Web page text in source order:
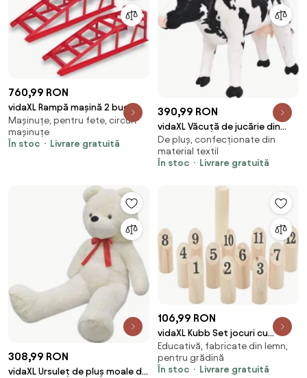
760,99 RON
vidaXL Rampă mașină 2 buc
Mașinuțe, pentru fete, circuit
mașinuțe
În stoc
Livrare gratuită
390,99 RON
vidaXL Văcuță de jucărie din
pluș în picioare, alb și negru,
XXL
De pluș, confecționate din
material textil
În stoc
Livrare gratuită
308,99 RON
vidaXL Ursuleț de pluș moale de
106,99 RON
vidaXL Kubb Set jocuri cu
numere 13 piese geantă de
transport lemn masiv pin
Educativă, fabricate din lemn,
pentru grădină
În stoc
Livrare gratuită